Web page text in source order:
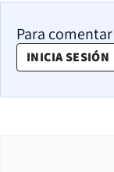
Para
INICIA SESIÓN